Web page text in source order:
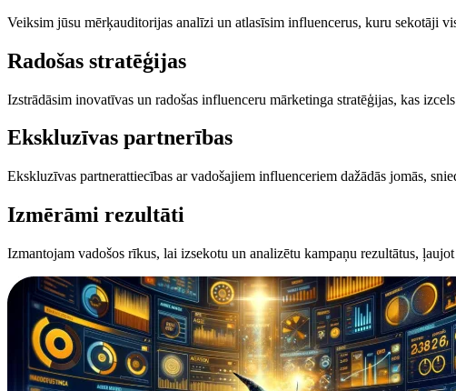
Veiksim jūsu mērķauditorijas analīzi un atlasīsim influencerus, kuru sekotāji
Radošas stratēģijas
Izstrādāsim inovatīvas un radošas influenceru mārketinga stratēģijas, kas
Ekskluzīvas partnerības
Ekskluzīvas partnerattiecības ar vadošajiem influenceriem dažādās jomās,
Izmērāmi rezultāti
Izmantojam vadošos rīkus, lai izsekotu un analizētu kampaņu rezultātus,